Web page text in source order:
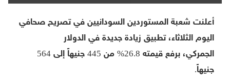
أعلنت شعبة المستوردين السودانيين في تصريح صحافي
اليوم الثلاثاء، تطبيق زيادة جديدة في الدولار
الجمركي، برفع قيمته 26.8% من 445 جنيهاً إلى 564
جنيهاً.